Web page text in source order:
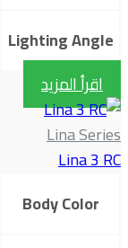
Lighting Angle
اقرأ المزيد
Lina Series
Lina 3 RC
Body Color